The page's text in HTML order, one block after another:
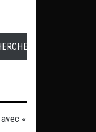
«